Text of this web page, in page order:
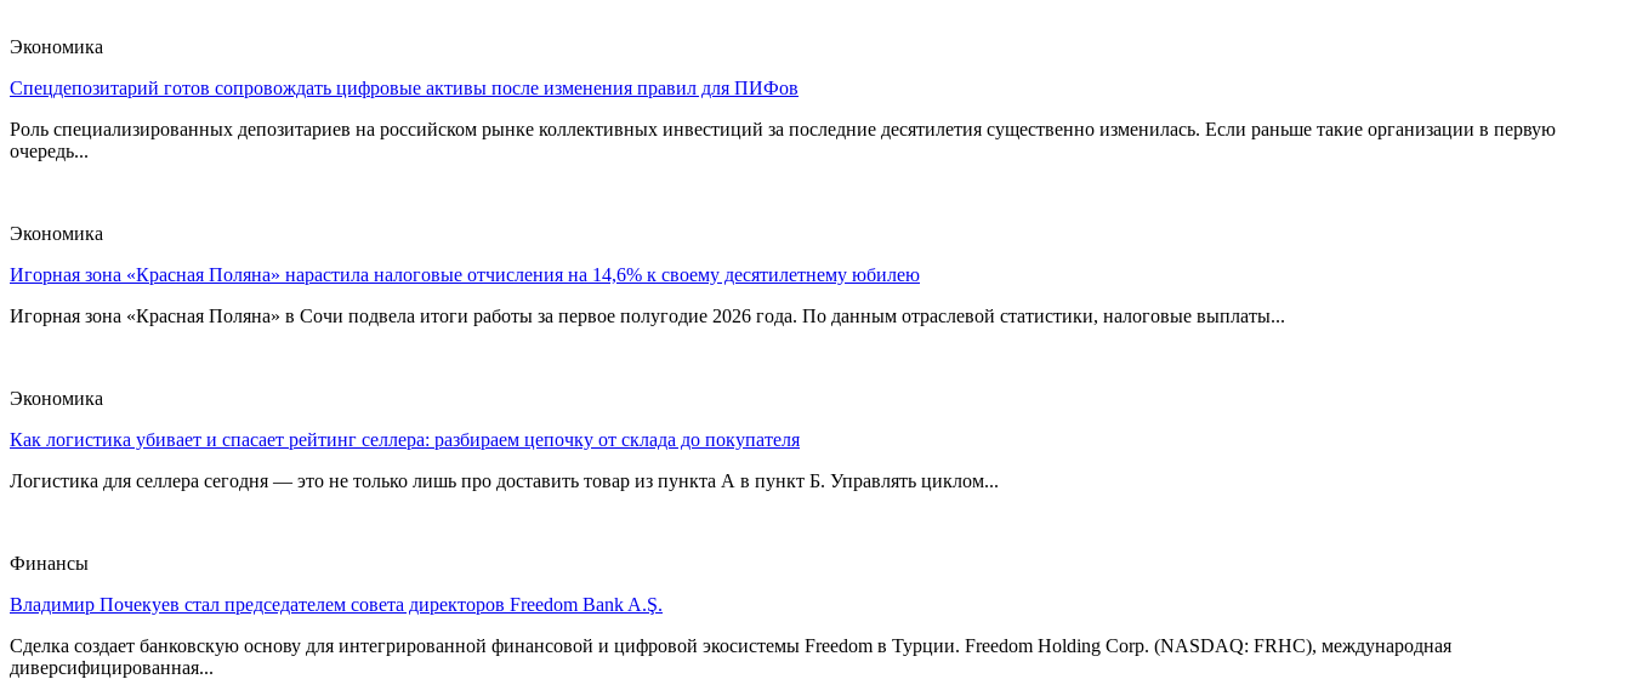
Экономика
Спецдепозитарий готов сопровождать цифровые активы после изменения правил для ПИФов
Роль специализированных депозитариев на российском рынке коллективных инвестиций за последние десятилетия существенно изменилась. Если раньше такие организации в первую
очередь...
Экономика
Игорная зона «Красная Поляна» нарастила налоговые отчисления на 14,6% к своему десятилетнему юбилею
Игорная зона «Красная Поляна» в Сочи подвела итоги работы за первое полугодие 2026 года. По данным отраслевой статистики, налоговые выплаты...
Экономика
Как логистика убивает и спасает рейтинг селлера: разбираем цепочку от склада до покупателя
Логистика для селлера сегодня — это не только лишь про доставить товар из пункта А в пункт Б. Управлять циклом...
Финансы
Владимир Почекуев стал председателем совета директоров Freedom Bank A.Ş.
Сделка создает банковскую основу для интегрированной финансовой и цифровой экосистемы Freedom в Турции. Freedom Holding Corp. (NASDAQ: FRHC), международная
диверсифицированная...